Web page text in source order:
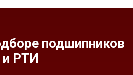
подшипников
и РТИ